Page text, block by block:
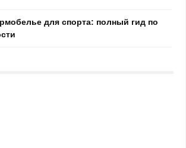
для спорта: полный гид по